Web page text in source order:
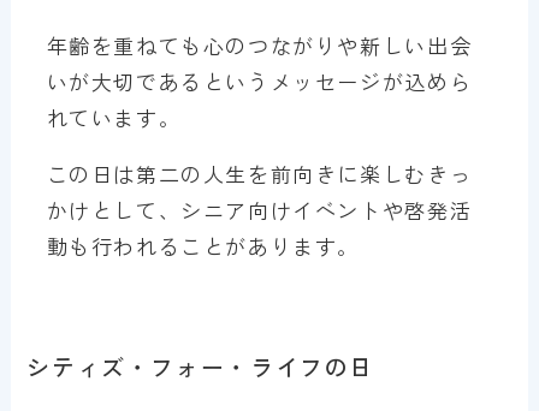
年齢を重ねても心のつながりや新しい出会
いが大切であるというメッセージが込めら
れています。
この日は第二の人生を前向きに楽しむきっ
かけとして、シニア向けイベントや啓発活
動も行われることがあります。
シティズ・フォー・ライフの日